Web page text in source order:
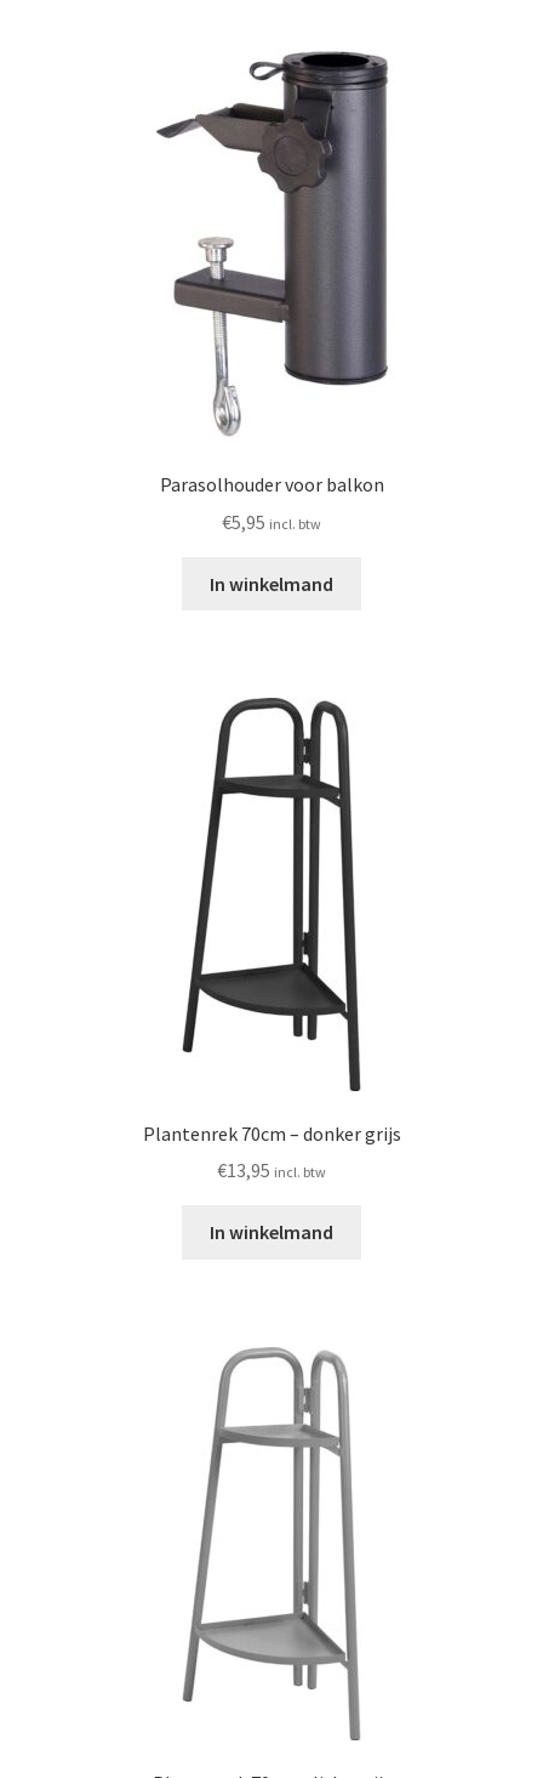
Parasolhouder voor balkon
€5,95 incl. btw
In winkelmand
Plantenrek 70cm – donker grijs
€13,95 incl. btw
In winkelmand